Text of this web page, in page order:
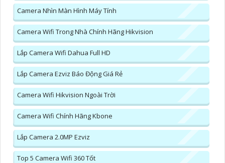
Camera Nhìn Màn Hình Máy Tính
Camera Wifi Trong Nhà Chính Hãng Hikvision
Lắp Camera Wifi Dahua Full HD
Lắp Camera Ezviz Báo Động Giá Rẻ
Camera Wifi Hikvision Ngoài Trời
Camera Wifi Chính Hãng Kbone
Lắp Camera 2.0MP Ezviz
Top 5 Camera Wifi 360 Tốt